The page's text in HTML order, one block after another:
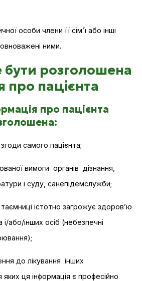
особи члени її сім’ї або інші
ними.
розголошена
про пацієнта
про пацієнта
самого пацієнта;
вимоги органів дізнання,
і суду, санепідемслужби;
істотно загрожує здоров’ю
або/інших осіб (небезпечні
до лікування інших
яких ця інформація є професійно